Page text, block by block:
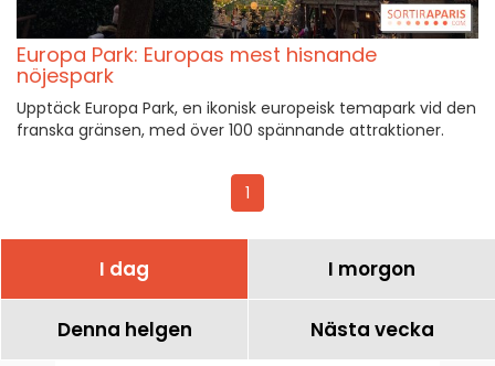
Europa Park: Europas mest hisnande
nöjespark
Upptäck Europa Park, en ikonisk europeisk temapark vid den
franska gränsen, med över 100 spännande attraktioner.
1
I dag I morgon
Denna helgen Nästa vecka